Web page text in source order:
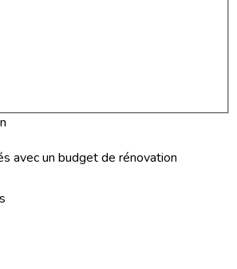
avec un budget de rénovation